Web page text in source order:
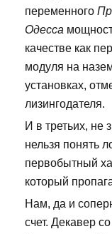
переменного
Одесса
качестве как
модуля на
установках,
лизингодателя.
И в третьих, не
нельзя понять
первобытный
который
Нам, да и
счет. Декавер